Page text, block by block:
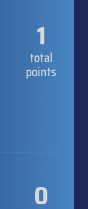
1
total
points
0